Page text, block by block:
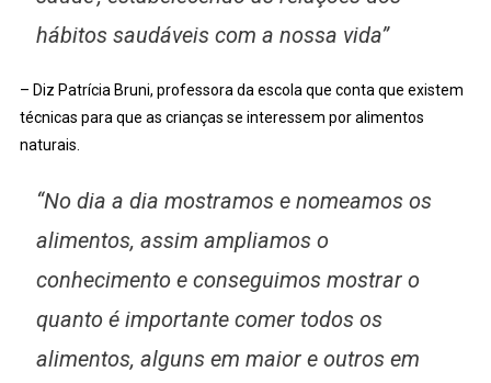
hábitos saudáveis com a nossa vida”
– Diz Patrícia Bruni, professora da escola que conta que existem
técnicas para que as crianças se interessem por alimentos
naturais.
“No dia a dia mostramos e nomeamos os
alimentos, assim ampliamos o
conhecimento e conseguimos mostrar o
quanto é importante comer todos os
alimentos, alguns em maior e outros em